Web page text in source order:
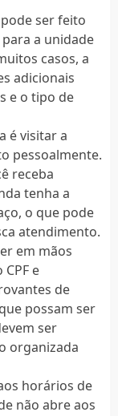
ser feito
a unidade
casos, a
adicionais
e o tipo de
é visitar a
pessoalmente.
receba
tenha a
o que pode
atendimento.
em mãos
e
de
possam ser
ser
organizada
horários de
não abre aos